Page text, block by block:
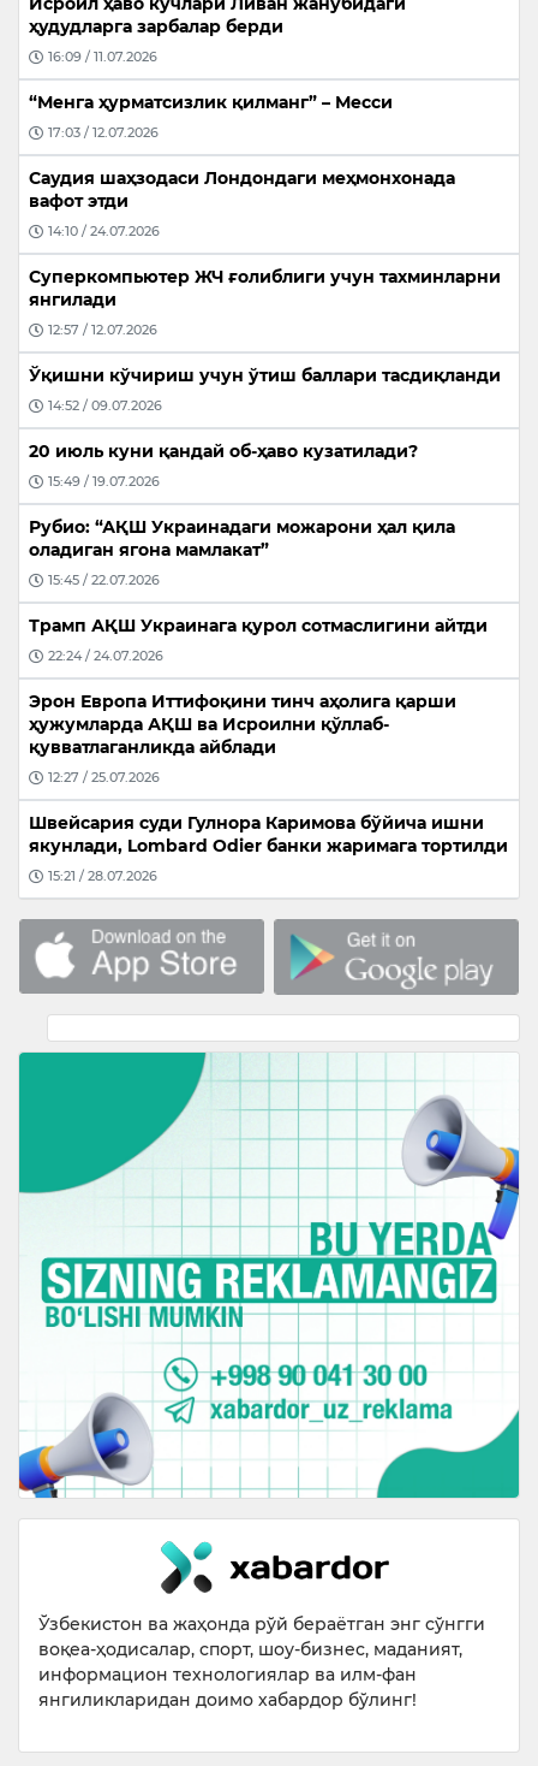
ҳудудларга зарбалар берди
16:09 / 11.07.2026
“Менга ҳурматсизлик қилманг” – Месси
17:03 / 12.07.2026
Саудия шаҳзодаси Лондондаги меҳмонхонада
вафот этди
14:10 / 24.07.2026
Суперкомпьютер ЖЧ ғолиблиги учун тахминларни
янгилади
12:57 / 12.07.2026
Ўқишни кўчириш учун ўтиш баллари тасдиқланди
14:52 / 09.07.2026
20 июль куни қандай об-ҳаво кузатилади?
15:49 / 19.07.2026
Рубио: “АҚШ Украинадаги можарони ҳал қила
оладиган ягона мамлакат”
15:45 / 22.07.2026
Трамп АҚШ Украинага қурол сотмаслигини айтди
22:24 / 24.07.2026
Эрон Европа Иттифоқини тинч аҳолига қарши
ҳужумларда АҚШ ва Исроилни қўллаб-
қувватлаганликда айблади
12:27 / 25.07.2026
Швейсария суди Гулнора Каримова бўйича ишни
якунлади, Lombard Odier банки жаримага тортилди
15:21 / 28.07.2026
Ўзбекистон ва жаҳонда рўй бераётган энг сўнгги
воқеа-ҳодисалар, спорт, шоу-бизнес, маданият,
информацион технологиялар ва илм-фан
янгиликларидан доимо хабардор бўлинг!